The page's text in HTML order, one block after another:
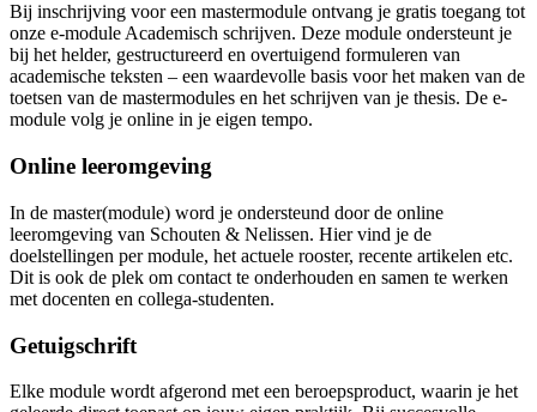
Bij inschrijving voor een mastermodule ontvang je gratis toegang tot
onze e-module Academisch schrijven. Deze module ondersteunt je
bij het helder, gestructureerd en overtuigend formuleren van
academische teksten – een waardevolle basis voor het maken van de
toetsen van de mastermodules en het schrijven van je thesis. De e-
module volg je online in je eigen tempo.
Online leeromgeving
In de master(module) word je ondersteund door de online
leeromgeving van Schouten & Nelissen. Hier vind je de
doelstellingen per module, het actuele rooster, recente artikelen etc.
Dit is ook de plek om contact te onderhouden en samen te werken
met docenten en collega-studenten.
Getuigschrift
Elke module wordt afgerond met een beroepsproduct, waarin je het